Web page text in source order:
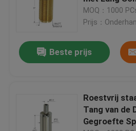
Producten
YW86080
MOQ：1000
Prijs：
Beste prijs
Roestvrij
Tang van de
Gegroefte